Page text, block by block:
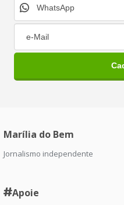
Marília do Bem
Jornalismo independente
Apoie